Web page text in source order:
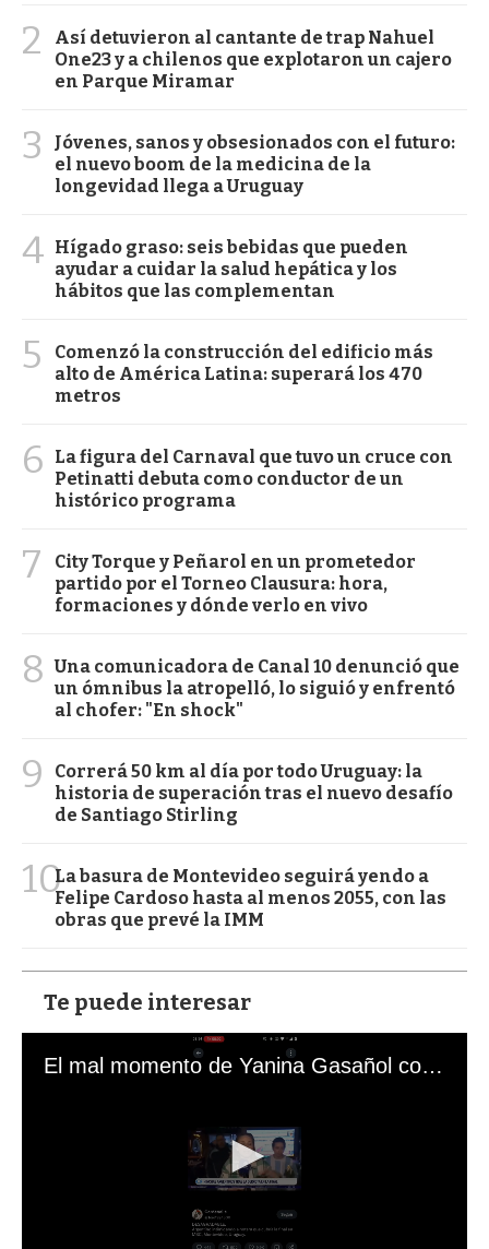
2
Así detuvieron al cantante de trap Nahuel
One23 y a chilenos que explotaron un cajero
en Parque Miramar
3
Jóvenes, sanos y obsesionados con el futuro:
el nuevo boom de la medicina de la
longevidad llega a Uruguay
4 Hígado graso: seis bebidas que pueden
ayudar a cuidar la salud hepática y los
hábitos que las complementan
5
Comenzó la construcción del edificio más
alto de América Latina: superará los 470
metros
6
La figura del Carnaval que tuvo un cruce con
Petinatti debuta como conductor de un
histórico programa
7
City Torque y Peñarol en un prometedor
partido por el Torneo Clausura: hora,
formaciones y dónde verlo en vivo
8 Una comunicadora de Canal 10 denunció que
un ómnibus la atropelló, lo siguió y enfrentó
al chofer: "En shock"
9
Correrá 50 km al día por todo Uruguay: la
historia de superación tras el nuevo desafío
de Santiago Stirling
10La basura de Montevideo seguirá yendo a
Felipe Cardoso hasta al menos 2055, con las
obras que prevé la IMM
Te puede interesar
El mal momento de Yanina Gasañol con un hincha argentino en "Subrayado"